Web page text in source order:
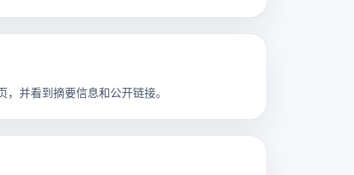
并看到摘要信息和公开链接。